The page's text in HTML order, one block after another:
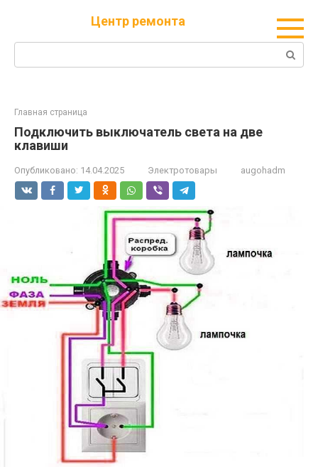
Центр ремонта
Поиск:
Главная страница
Подключить выключатель света на две
клавиши
Опубликовано: 14.04.2025 Электротовары augohadm